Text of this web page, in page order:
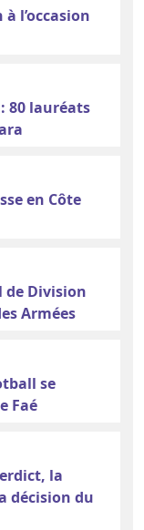
l’occasion
80 lauréats
en Côte
de Division
Armées
se
Faé
la
décision du